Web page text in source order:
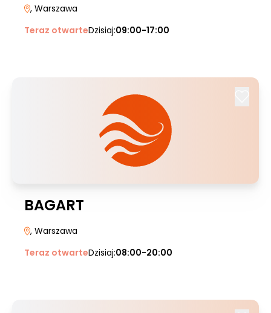
, Warszawa
Teraz otwarteDzisiaj:09:00-17:00
BAGART
, Warszawa
Teraz otwarteDzisiaj:08:00-20:00